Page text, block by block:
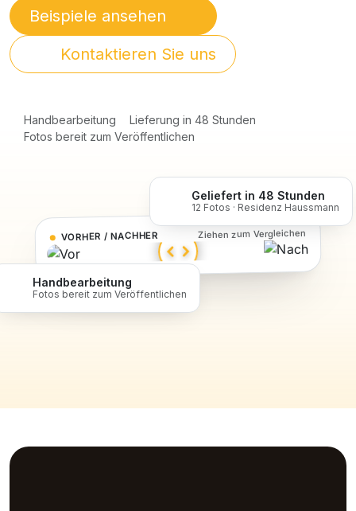
Beispiele ansehen
Kontaktieren Sie uns
Handbearbeitung
Lieferung in 48 Stunden
Fotos bereit zum Veröffentlichen
VORHER / NACHHER Ziehen zum Vergleichen
Geliefert in 48 Stunden
12 Fotos · Residenz Haussmann
Handbearbeitung
Fotos bereit zum Veröffentlichen